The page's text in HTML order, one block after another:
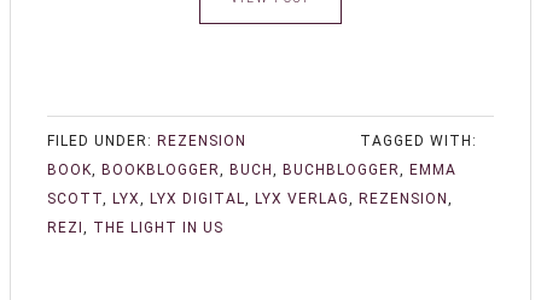
FILED UNDER: REZENSION
TAGGED WITH:
BOOK, BOOKBLOGGER, BUCH , BUCHBLOGGER, EMMA
SCOTT, LYX, LYX DIGITAL, LYX VERLAG, REZENSION ,
REZI , THE LIGHT IN US